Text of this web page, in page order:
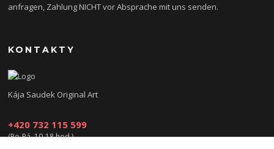
anfragen, Zahlung NICHT vor Absprache mit uns senden.
KONTAKTY
Kája Saudek Original Art
+420 732 115 599
(Po-Pá, 10-18 hod.)